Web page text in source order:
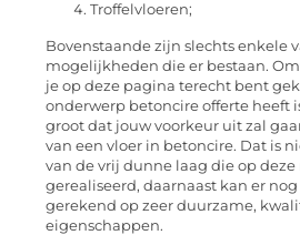
Troffelvloeren;
Bovenstaande zijn slechts enkele
mogelijkheden die er bestaan.
je op deze pagina terecht bent
onderwerp betoncire offerte heeft
groot dat jouw voorkeur uit zal
van een vloer in betoncire. Dat is
van de vrij dunne laag die op
gerealiseerd, daarnaast kan er
gerekend op zeer duurzame,
eigenschappen.